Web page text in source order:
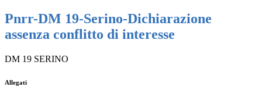
Pnrr-DM 19-Serino-Dichiarazione
assenza conflitto di interesse
DM 19 SERINO
Allegati